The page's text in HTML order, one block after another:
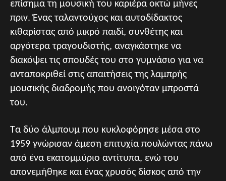
επίσημα τη μουσική του καριέρα οκτώ μήνες
πριν. Ένας ταλαντούχος και αυτοδίδακτος
κιθαρίστας από μικρό παιδί, συνθέτης και
αργότερα τραγουδιστής, αναγκάστηκε να
διακόψει τις σπουδές του στο γυμνάσιο για να
ανταποκριθεί στις απαιτήσεις της λαμπρής
μουσικής διαδρομής που ανοιγόταν μπροστά
του.
Τα δύο άλμπουμ που κυκλοφόρησε μέσα στο
1959 γνώρισαν άμεση επιτυχία πουλώντας πάνω
από ένα εκατομμύριο αντίτυπα, ενώ του
απονεμήθηκε και ένας χρυσός δίσκος από την